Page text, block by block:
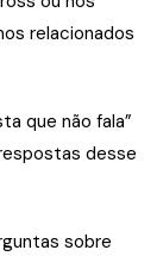
relacionados
que não fala”
desse
sobre